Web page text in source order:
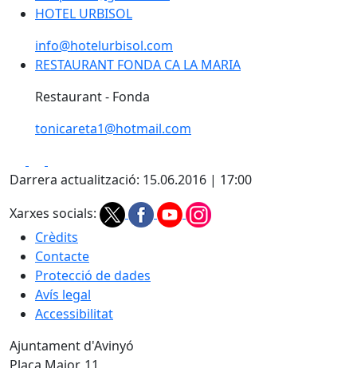
HOTEL URBISOL
HOTEL URBISOL
info@hotelurbisol.com
RESTAURANT FONDA CA LA MARIA
RESTAURANT FONDA CA LA MARIA
Restaurant - Fonda
tonicareta1@hotmail.com
Darrera actualització: 15.06.2016 | 17:00
Xarxes socials:
Crèdits
Contacte
Protecció de dades
Avís legal
Accessibilitat
Ajuntament d'Avinyó